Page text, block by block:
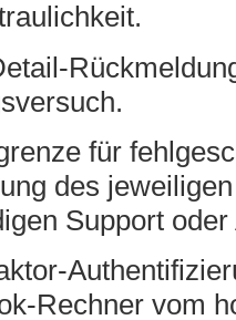
für
des
Support
Rechner vom